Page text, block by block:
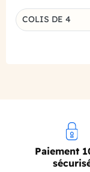
Choisissez une
COLIS DE 4
Paiement